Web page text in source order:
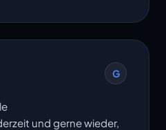
G
und gerne wieder,